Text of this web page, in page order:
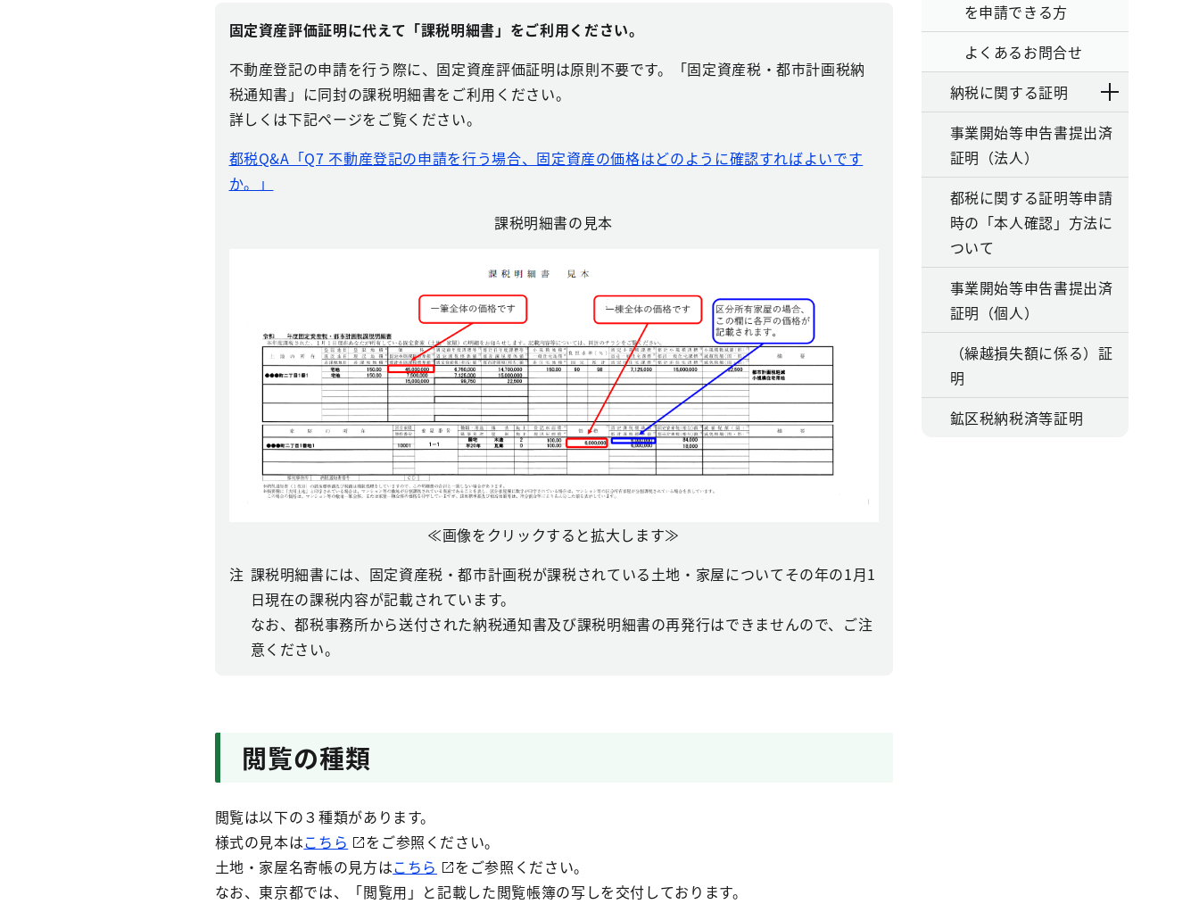
固定資産評価証明に代えて「課税明細書」をご利用ください。
不動産登記の申請を行う際に、固定資産評価証明は原則不要です。「固定資産税・都市計画税納
税通知書」に同封の課税明細書をご利用ください。
詳しくは下記ページをご覧ください。
都税Q&A「Q7 不動産登記の申請を行う場合、固定資産の価格はどのように確認すればよいです
か。」
課税明細書の見本
≪画像をクリックすると拡大します≫
注 課税明細書には、固定資産税・都市計画税が課税されている土地・家屋についてその年の1月1
日現在の課税内容が記載されています。
なお、都税事務所から送付された納税通知書及び課税明細書の再発行はできませんので、ご注
意ください。
閲覧の種類
閲覧は以下の３種類があります。
様式の見本はこちら
をご参照ください。
土地・家屋名寄帳の見方はこちら
をご参照ください。
なお、東京都では、「閲覧用」と記載した閲覧帳簿の写しを交付しております。
を申請できる方
よくあるお問合せ
納税に関する証明
事業開始等申告書提出済
証明（法人）
都税に関する証明等申請
時の「本人確認」方法に
ついて
事業開始等申告書提出済
証明（個人）
（繰越損失額に係る）証
明
鉱区税納税済等証明